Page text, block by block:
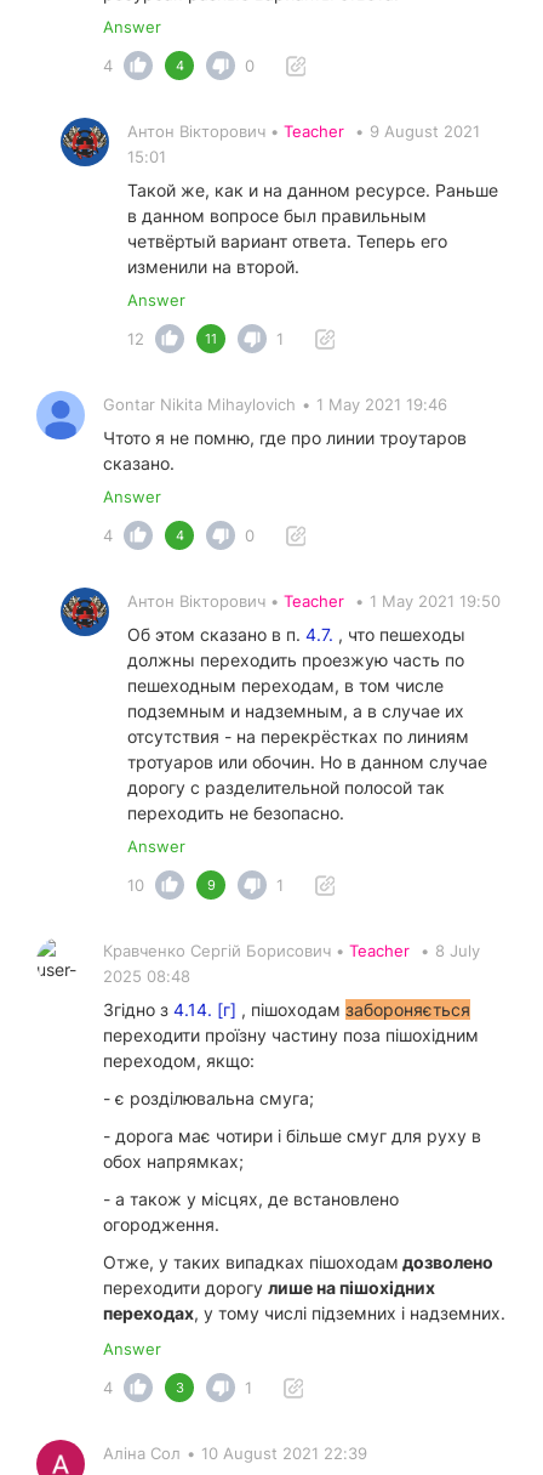
Answer
4
4 0
Антон Вікторович • Teacher • 9 August 2021
15:01
Такой же, как и на данном ресурсе. Раньше
в данном вопросе был правильным
четвёртый вариант ответа. Теперь его
изменили на второй.
Answer
12
11 1
Gontar Nikita Mihaylovich • 1 May 2021 19:46
Чтото я не помню, где про линии троутаров
сказано.
Answer
4
4 0
Антон Вікторович • Teacher • 1 May 2021 19:50
Об этом сказано в п. 4.7. , что пешеходы
должны переходить проезжую часть по
пешеходным переходам, в том числе
подземным и надземным, а в случае их
отсутствия - на перекрёстках по линиям
тротуаров или обочин. Но в данном случае
дорогу с разделительной полосой так
переходить не безопасно.
Answer
10
9 1
Кравченко Сергій Борисович • Teacher • 8 July
2025 08:48
Згідно з 4.14. [г] , пішоходам забороняється
переходити проїзну частину поза пішохідним
переходом, якщо:
- є розділювальна смуга;
- дорога має чотири і більше смуг для руху в
обох напрямках;
- а також у місцях, де встановлено
огородження.
Отже, у таких випадках пішоходам дозволено
переходити дорогу лише на пішохідних
переходах, у тому числі підземних і надземних.
Answer
4
3 1
Аліна Сол • 10 August 2021 22:39